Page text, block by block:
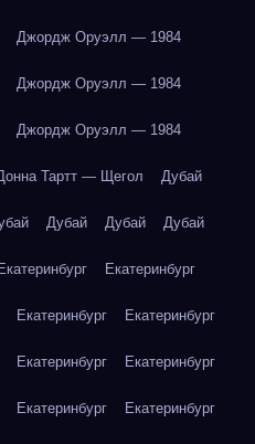
Джордж Оруэлл — 1984
Джордж Оруэлл — 1984
Джордж Оруэлл — 1984
Тартт — Щегол Дубай
Дубай Дубай Дубай
Екатеринбург Екатеринбург
Екатеринбург Екатеринбург
Екатеринбург Екатеринбург
Екатеринбург Екатеринбург